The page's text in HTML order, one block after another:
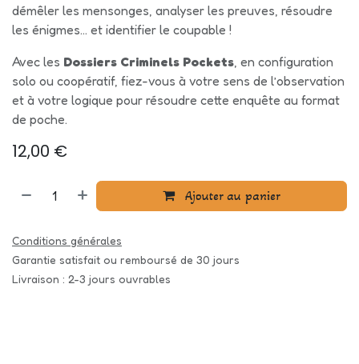
démêler les mensonges, analyser les preuves, résoudre
les énigmes… et identifier le coupable !
Avec les Dossiers Criminels Pockets , en configuration
solo ou coopératif, fiez-vous à votre sens de l’observation
et à votre logique pour résoudre cette enquête au format
de poche.
12,00 €
Ajouter au panier
Conditions générales
Garantie satisfait ou remboursé de 30 jours
Livraison : 2-3 jours ouvrables